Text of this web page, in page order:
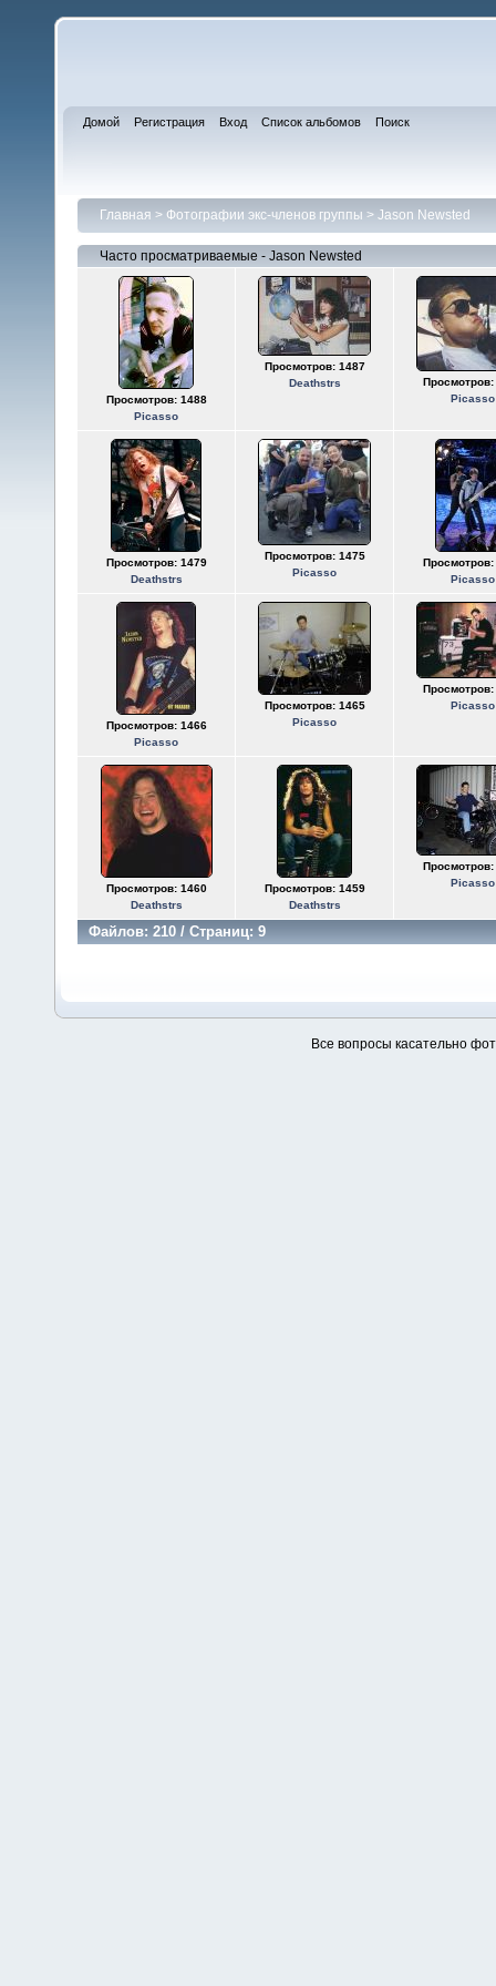
Домой Регистрация Вход Список альбомов Поиск
Главная > Фотографии экс-членов группы > Jason Newsted
Часто просматриваемые - Jason Newsted
Просмотров: 1488
Picasso
Просмотров: 1487
Deathstrs
Просмотров:
Picasso
Просмотров: 1479
Deathstrs
Просмотров: 1475
Picasso
Просмотров:
Picasso
Просмотров: 1466
Picasso
Просмотров: 1465
Picasso
Просмотров:
Picasso
Просмотров: 1460
Deathstrs
Просмотров: 1459
Deathstrs
Просмотров:
Picasso
Файлов: 210 / Страниц: 9
Все вопросы касательно